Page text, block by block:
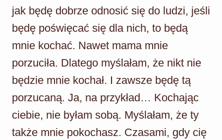
jak będę dobrze odnosić się do ludzi, jeśli
będę poświęcać się dla nich, to będą
mnie kochać. Nawet mama mnie
porzuciła. Dlatego myślałam, że nikt nie
będzie mnie kochał. I zawsze będę tą
porzucaną. Ja, na przykład… Kochając
ciebie, nie byłam sobą. Myślałam, że ty
także mnie pokochasz. Czasami, gdy cię